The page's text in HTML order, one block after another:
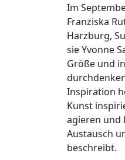
Im
Franziska
Harzburg,
sie Yvonne
Größe und
Inspiration
Kunst
agieren und
Austausch
beschreibt.